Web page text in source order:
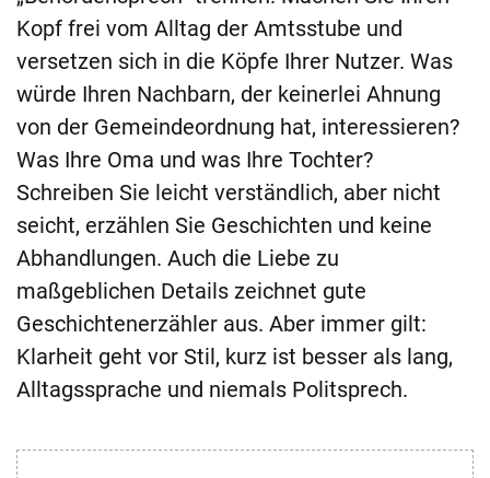
Kopf frei vom Alltag der Amtsstube und
versetzen sich in die Köpfe Ihrer Nutzer. Was
würde Ihren Nachbarn, der keinerlei Ahnung
von der Gemeindeordnung hat, interessieren?
Was Ihre Oma und was Ihre Tochter?
Schreiben Sie leicht verständlich, aber nicht
seicht, erzählen Sie Geschichten und keine
Abhandlungen. Auch die Liebe zu
maßgeblichen Details zeichnet gute
Geschichtenerzähler aus. Aber immer gilt:
Klarheit geht vor Stil, kurz ist besser als lang,
Alltagssprache und niemals Politsprech.